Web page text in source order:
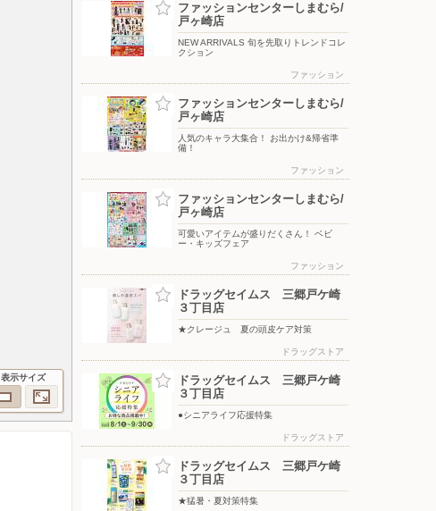
表示サイズ
ファッションセンターしまむら/
戸ヶ崎店
NEW ARRIVALS 旬を先取りトレンドコレ
クション
ファッション
ファッションセンターしまむら/
戸ヶ崎店
人気のキャラ大集合！ お出かけ&帰省準
備！
ファッション
ファッションセンターしまむら/
戸ヶ崎店
可愛いアイテムが盛りだくさん！ ベビ
ー・キッズフェア
ファッション
ドラッグセイムス 三郷戸ケ崎
３丁目店
★クレージュ 夏の頭皮ケア対策
ドラッグストア
ドラッグセイムス 三郷戸ケ崎
３丁目店
●シニアライフ応援特集
ドラッグストア
ドラッグセイムス 三郷戸ケ崎
３丁目店
★猛暑・夏対策特集